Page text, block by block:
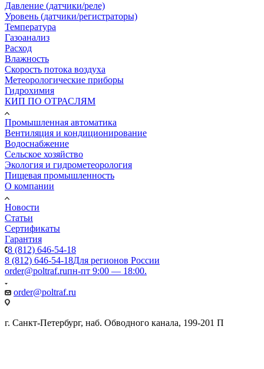
Давление (датчики/реле)
Уровень (датчики/регистраторы)
Температура
Газоанализ
Расход
Влажность
Скорость потока воздуха
Метеорологические приборы
Гидрохимия
КИП ПО ОТРАСЛЯМ
Промышленная автоматика
Вентиляция и кондиционирование
Водоснабжение
Сельское хозяйство
Экология и гидрометеорология
Пищевая промышленность
О компании
Новости
Статьи
Сертификаты
Гарантия
8 (812) 646-54-18
8 (812) 646-54-18Для регионов России
order@poltraf.ruпн-пт 9:00 — 18:00.
order@poltraf.ru
г. Санкт-Петербург, наб. Обводного канала, 199-201 П